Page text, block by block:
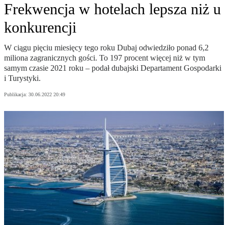
Frekwencja w hotelach lepsza niż u
konkurencji
W ciągu pięciu miesięcy tego roku Dubaj odwiedziło ponad 6,2
miliona zagranicznych gości. To 197 procent więcej niż w tym
samym czasie 2021 roku – podał dubajski Departament Gospodarki
i Turystyki.
Publikacja: 30.06.2022 20:49